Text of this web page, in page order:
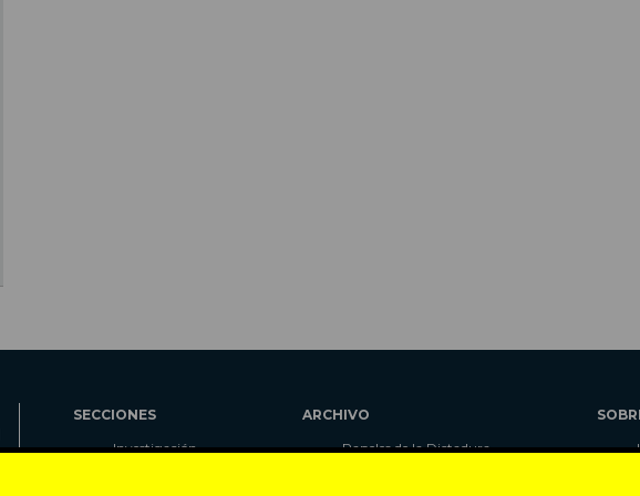
SECCIONES
Investigación
ARCHIVO
Papeles de la Dictadura